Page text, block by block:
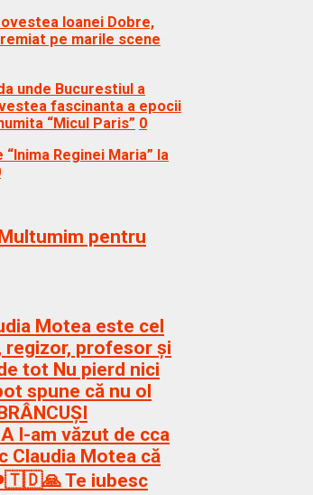
Ioanei Dobre,
pe marile scene
unde Bucurestiul a
fascinanta a epocii
“Micul Paris” 0
Reginei Maria” la
pentru
Motea este cel
regizor, profesor și
tot Nu pierd nici
spune că nu ol
l-am văzut de cca
Claudia Motea că
Te iubesc